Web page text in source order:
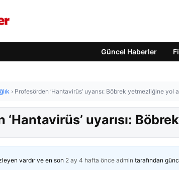
Güncel Haberler
› Profesörden ‘Hantavirüs’ uyarısı: Böbrek yetmezliğine yol
‘Hantavirüs’ uyarısı:
vardır ve en son 2 ay 4 hafta önce admin tarafından